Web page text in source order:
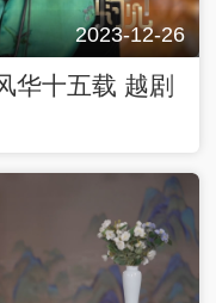
2023-12-26
华十五载 越剧